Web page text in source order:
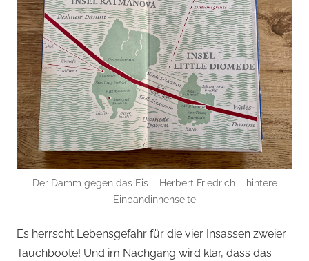
Der Damm gegen das Eis – Herbert Friedrich – hintere
Einbandinnenseite
Es herrscht Lebensgefahr für die vier Insassen zweier
Tauchboote! Und im Nachgang wird klar, dass das